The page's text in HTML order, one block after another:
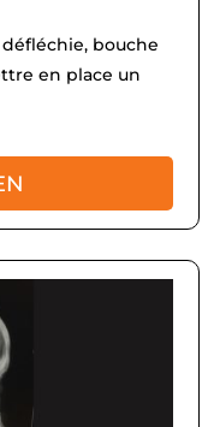
bouche
en place un